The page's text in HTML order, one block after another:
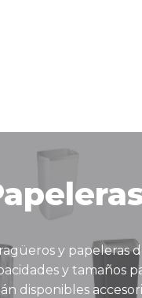
y papeleras
y tamaños
disponibles